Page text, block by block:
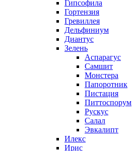
Гипсофила
Гортензия
Гревиллея
Дельфиниум
Диантус
Зелень
Аспарагус
Самшит
Монстера
Папоротник
Пистация
Питтоспорум
Рускус
Салал
Эвкалипт
Илекс
Ирис